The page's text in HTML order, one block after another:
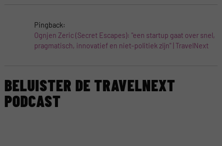
Pingback:
Ognjen Zeric (Secret Escapes): ''een startup gaat over snel,
pragmatisch, innovatief en niet-politiek zijn'' | TravelNext
BELUISTER DE TRAVELNEXT
PODCAST